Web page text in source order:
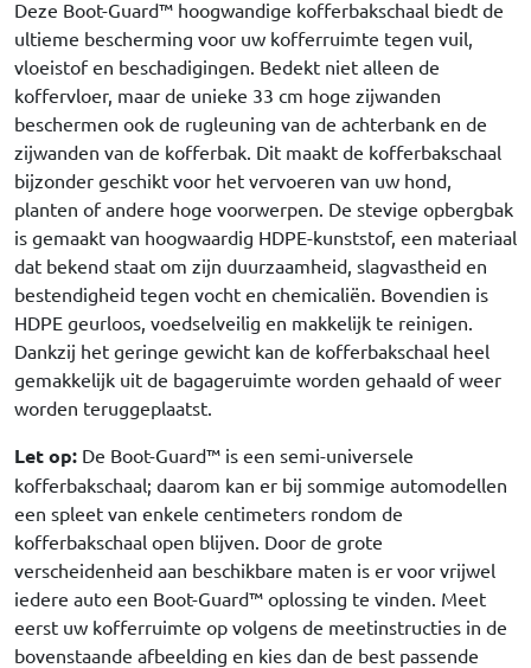
Deze Boot-Guard™ hoogwandige kofferbakschaal biedt de
ultieme bescherming voor uw kofferruimte tegen vuil,
vloeistof en beschadigingen. Bedekt niet alleen de
koffervloer, maar de unieke 33 cm hoge zijwanden
beschermen ook de rugleuning van de achterbank en de
zijwanden van de kofferbak. Dit maakt de kofferbakschaal
bijzonder geschikt voor het vervoeren van uw hond,
planten of andere hoge voorwerpen. De stevige opbergbak
is gemaakt van hoogwaardig HDPE-kunststof, een materiaal
dat bekend staat om zijn duurzaamheid, slagvastheid en
bestendigheid tegen vocht en chemicaliën. Bovendien is
HDPE geurloos, voedselveilig en makkelijk te reinigen.
Dankzij het geringe gewicht kan de kofferbakschaal heel
gemakkelijk uit de bagageruimte worden gehaald of weer
worden teruggeplaatst.
Let op: De Boot-Guard™ is een semi-universele
kofferbakschaal; daarom kan er bij sommige automodellen
een spleet van enkele centimeters rondom de
kofferbakschaal open blijven. Door de grote
verscheidenheid aan beschikbare maten is er voor vrijwel
iedere auto een Boot-Guard™ oplossing te vinden. Meet
eerst uw kofferruimte op volgens de meetinstructies in de
bovenstaande afbeelding en kies dan de best passende